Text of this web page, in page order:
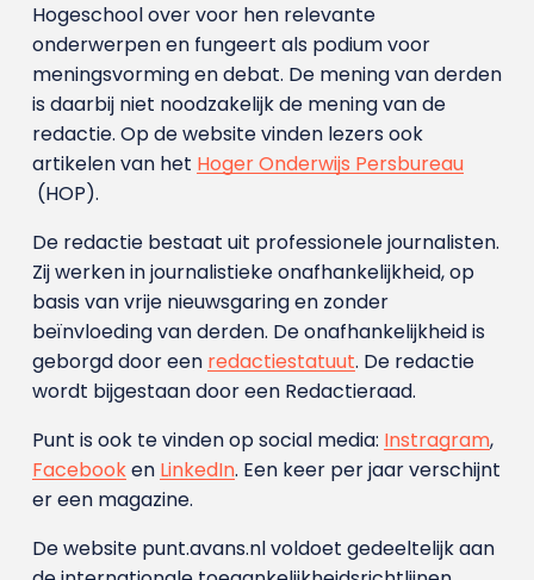
Hogeschool over voor hen relevante
onderwerpen en fungeert als podium voor
meningsvorming en debat. De mening van derden
is daarbij niet noodzakelijk de mening van de
redactie. Op de website vinden lezers ook
artikelen van het Hoger Onderwijs Persbureau
(HOP).
De redactie bestaat uit professionele journalisten.
Zij werken in journalistieke onafhankelijkheid, op
basis van vrije nieuwsgaring en zonder
beïnvloeding van derden. De onafhankelijkheid is
geborgd door een redactiestatuut. De redactie
wordt bijgestaan door een Redactieraad.
Punt is ook te vinden op social media: Instragram,
Facebooken LinkedIn. Een keer per jaar verschijnt
er een magazine.
De website punt.avans.nl voldoet gedeeltelijk aan